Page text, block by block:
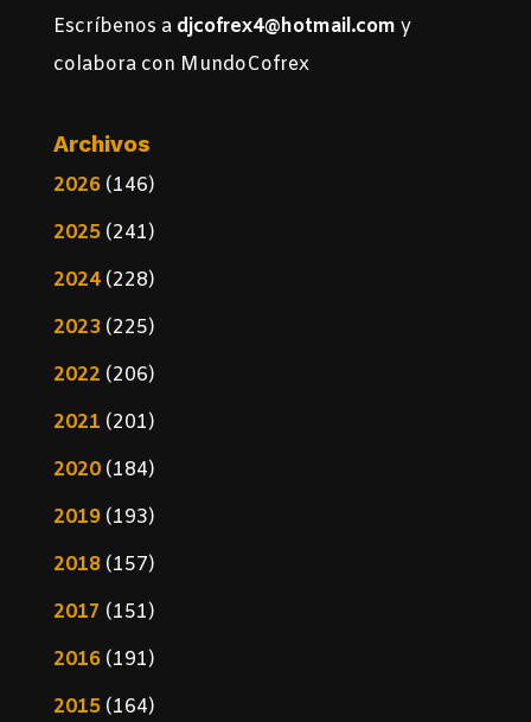
Escríbenos a djcofrex4@hotmail.com y
colabora con MundoCofrex
Archivos
2026(146)
2025(241)
2024(228)
2023(225)
2022 (206)
2021 (201)
2020(184)
2019(193)
2018(157)
2017 (151)
2016(191)
2015(164)